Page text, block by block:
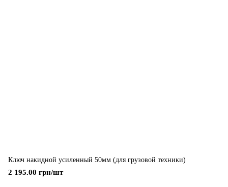
Ключ накидной усиленный 50мм (для грузовой техники)
2 195.00 грн/шт